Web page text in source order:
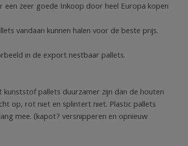
zeer goede Inkoop door heel Europa kopen
vandaan kunnen halen voor de beste prijs.
in de export nestbaar pallets.
pallets duurzamer zijn dan de houten
op, rot niet en splintert niet. Plastic pallets
mee. (kapot? versnipperen en opnieuw